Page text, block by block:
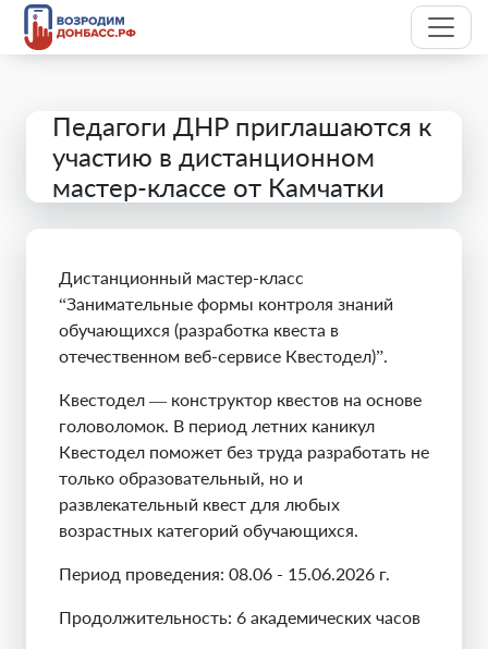
Педагоги ДНР приглашаются к
участию в дистанционном
мастер-классе от Камчатки
Дистанционный мастер-класс
“Занимательные формы контроля знаний
обучающихся (разработка квеста в
отечественном веб-сервисе Квестодел)”.
Квестодел — конструктор квестов на основе
головоломок. В период летних каникул
Квестодел поможет без труда разработать не
только образовательный, но и
развлекательный квест для любых
возрастных категорий обучающихся.
Период проведения: 08.06 - 15.06.2026 г.
Продолжительность: 6 академических часов